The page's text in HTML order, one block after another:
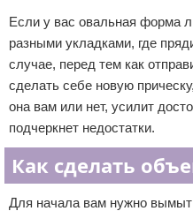
Если у вас овальная форма
разными укладками, где
случае, перед тем как
сделать себе новую
она вам или нет, усилит
подчеркнет недостатки.
Как сделать
Для начала вам нужно